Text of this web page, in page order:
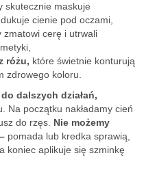
skutecznie maskuje
cienie pod oczami,
zmatowi cerę i utrwali
różu, które świetnie konturują
zdrowego koloru.
dalszych działań,
Na początku nakładamy cień
do rzęs. Nie możemy
pomada lub kredka sprawią,
koniec aplikuje się szminkę